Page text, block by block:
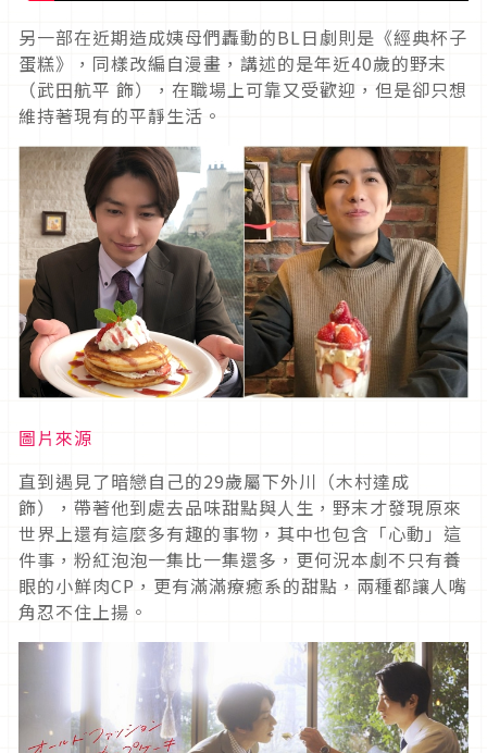
另一部在近期造成姨母們轟動的BL日劇則是《經典杯子
蛋糕》，同樣改編自漫畫，講述的是年近40歲的野末
（武田航平 飾），在職場上可靠又受歡迎，但是卻只想
維持著現有的平靜生活。
圖片來源
直到遇見了暗戀自己的29歲屬下外川（木村達成
飾），帶著他到處去品味甜點與人生，野末才發現原來
世界上還有這麼多有趣的事物，其中也包含「心動」這
件事，粉紅泡泡一集比一集還多，更何況本劇不只有養
眼的小鮮肉CP，更有滿滿療癒系的甜點，兩種都讓人嘴
角忍不住上揚。